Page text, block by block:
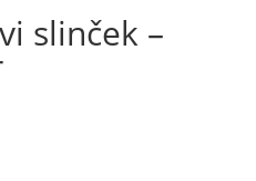
slinček –